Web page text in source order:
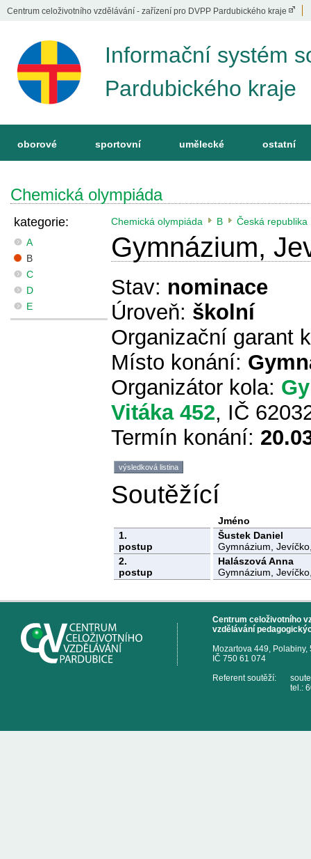
Centrum celoživotního vzdělávání - zařízení pro DVPP Pardubického kraje
Informační systém
Pardubického kraje
oborové sportovní umělecké ostatní
Chemická olympiáda
kategorie:
A
B
C
D
E
Chemická olympiáda B Česká republika
Gymnázium,
Stav: nominace
Úroveň: školní
Organizační garant
Místo konání:
Organizátor kola:
Vitáka 452, IČ
Termín konání:
výsledková listina
Soutěžící
Jméno
1.
postup
Šustek Daniel
Gymnázium,
2.
postup
Halászová Anna
Gymnázium,
Centrum celoživotního
vzdělávání
Mozartova 449,
IČ 750 61 074
Referent soutěží:
tel.: